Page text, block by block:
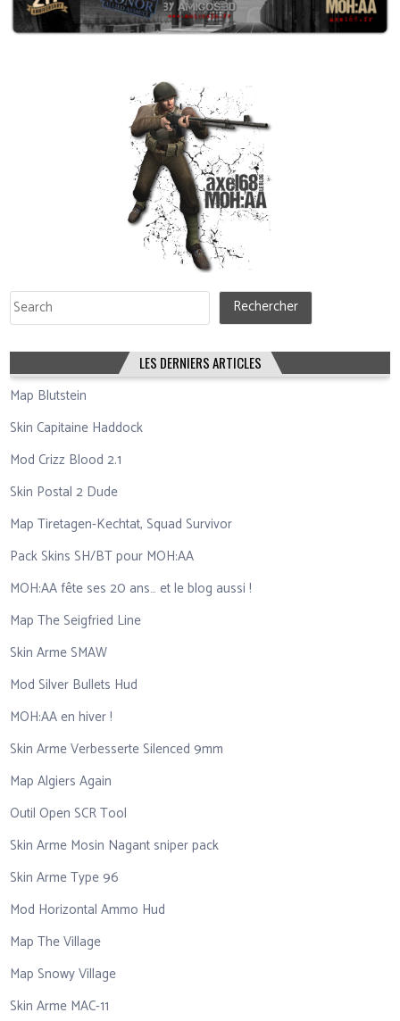
Rechercher Rechercher
LES DERNIERS ARTICLES
Map Blutstein
Skin Capitaine Haddock
Mod Crizz Blood 2.1
Skin Postal 2 Dude
Map Tiretagen-Kechtat, Squad Survivor
Pack Skins SH/BT pour MOH:AA
MOH:AA fête ses 20 ans… et le blog aussi !
Map The Seigfried Line
Skin Arme SMAW
Mod Silver Bullets Hud
MOH:AA en hiver !
Skin Arme Verbesserte Silenced 9mm
Map Algiers Again
Outil Open SCR Tool
Skin Arme Mosin Nagant sniper pack
Skin Arme Type 96
Mod Horizontal Ammo Hud
Map The Village
Map Snowy Village
Skin Arme MAC-11